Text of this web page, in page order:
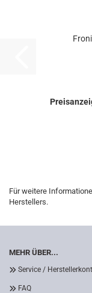
Für weitere
Herstellers.
MEHR ÜBER...
Service /
FAQ